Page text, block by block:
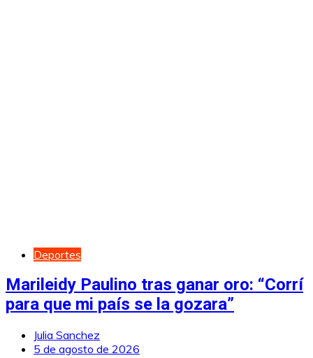
Deportes
Marileidy Paulino tras ganar oro: “Corrí
para que mi país se la gozara”
Julia Sanchez
5 de agosto de 2026